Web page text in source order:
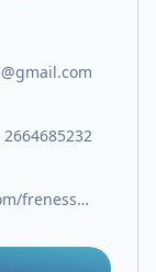
2664685232
https://www.instagram.com/frenessidulce?igsh=MXA3eHAwcjhmank4OA==